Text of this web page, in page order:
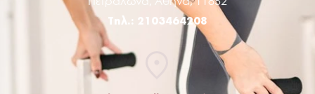
Τηλ.: 2103464208